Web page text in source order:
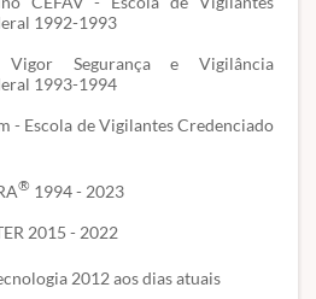
1992-1993
Vigor Segurança e Vigilância
1993-1994
- Escola de Vigilantes Credenciado
® 1994 - 2023
2015 - 2022
2012 aos dias atuais